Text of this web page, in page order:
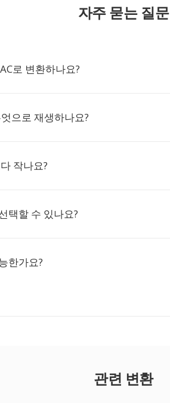
자주 묻는 질문
로 변환하나요?
으로 재생하나요?
작나요?
택할 수 있나요?
한가요?
관련 변환